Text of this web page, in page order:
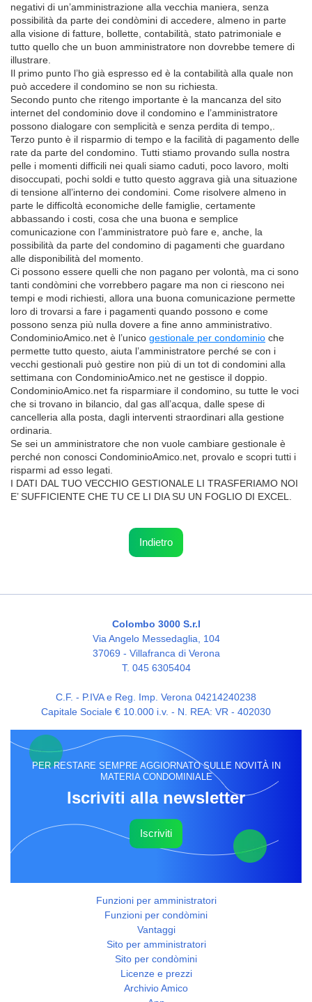
negativi di un’amministrazione alla vecchia maniera, senza
possibilità da parte dei condòmini di accedere, almeno in parte
alla visione di fatture, bollette, contabilità, stato patrimoniale e
tutto quello che un buon amministratore non dovrebbe temere di
illustrare.
Il primo punto l’ho già espresso ed è la contabilità alla quale non
può accedere il condomino se non su richiesta.
Secondo punto che ritengo importante è la mancanza del sito
internet del condominio dove il condomino e l’amministratore
possono dialogare con semplicità e senza perdita di tempo,.
Terzo punto è il risparmio di tempo e la facilità di pagamento delle
rate da parte del condomino. Tutti stiamo provando sulla nostra
pelle i momenti difficili nei quali siamo caduti, poco lavoro, molti
disoccupati, pochi soldi e tutto questo aggrava già una situazione
di tensione all’interno dei condomini. Come risolvere almeno in
parte le difficoltà economiche delle famiglie, certamente
abbassando i costi, cosa che una buona e semplice
comunicazione con l’amministratore può fare e, anche, ­la
possibilità da parte del condomino di pagamenti che guardano
alle disponibilità del momento.­
Ci possono essere quelli che non pagano per volontà, ma ci sono
tanti condòmini che vorrebbero pagare ma non ci riescono nei
tempi e modi richiesti, allora una buona comunicazione permette
loro di trovarsi a fare i pagamenti quando possono e come
possono senza più nulla dovere a fine anno amministrativo.
CondominioAmico.net ­è l’unico gestionale per condominio che
permette tutto questo, aiuta l’amministratore perché se con i
vecchi gestionali può gestire non più di un tot di condomini alla
settimana con CondominioAmico.net ne gestisce il doppio.
CondominioAmico.net ­fa risparmiare il condomino, su tutte le voci
che si trovano in bilancio, dal gas all’acqua, dalle spese di
cancelleria alla posta, dagli interventi straordinari alla gestione
ordinaria.
Se sei un amministratore che non vuole cambiare gestionale è
perché non conosci CondominioAmico.net, provalo e scopri tutti i
risparmi ad esso legati.
I DATI DAL TUO VECCHIO GESTIONALE LI TRASFERIAMO NOI
E’ SUFFICIENTE CHE TU CE LI DIA SU ­UN FOGLIO DI EXCEL.
Indietro
Colombo 3000 S.r.l
Via Angelo Messedaglia, 104
37069 - Villafranca di Verona
T. 045 6305404
C.F. - P.IVA e Reg. Imp. Verona 04214240238
Capitale Sociale € 10.000 i.v. - N. REA: VR - 402030
Funzioni per amministratori
Funzioni per condòmini
Vantaggi
Sito per amministratori
Sito per condòmini
Licenze e prezzi
Archivio Amico
PER RESTARE SEMPRE AGGIORNATO SULLE NOVITÀ IN
MATERIA CONDOMINIALE
Iscriviti alla newsletter
Iscriviti